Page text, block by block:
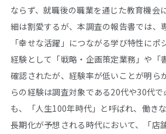
ならず、就職後の職業を通じた教育機会
細は割愛するが、本調査の報告書では、
「幸せな活躍」につながる学び特性にポ
経験として「戦略・企画策定業務」や「
確認されたが、経験率が低いことが明ら
らの経験は調査対象である20代や30代
も、「人生100年時代」と呼ばれ、働き
長期化が予想される時代において、「店